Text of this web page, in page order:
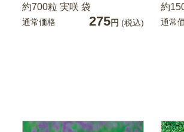
約700粒 実咲 袋
通常価格 275円 (税込)
約
通常